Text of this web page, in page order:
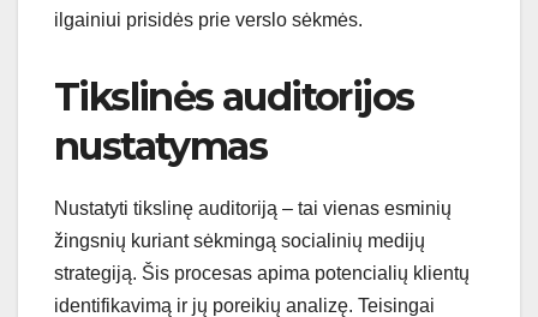
ilgainiui prisidės prie verslo sėkmės.
Tikslinės auditorijos
nustatymas
Nustatyti tikslinę auditoriją – tai vienas esminių
žingsnių kuriant sėkmingą socialinių medijų
strategiją. Šis procesas apima potencialių klientų
identifikavimą ir jų poreikių analizę. Teisingai